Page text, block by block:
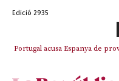
Edició 2935
Portugal acusa Espanya de
El col·lapse de